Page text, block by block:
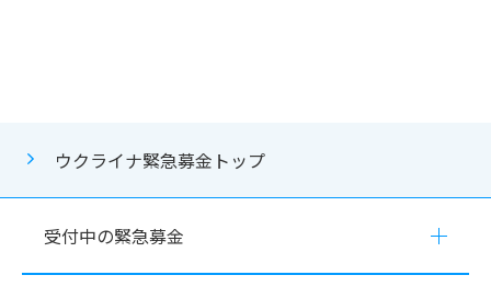
ウクライナ緊急募金トップ
受付中の緊急募金